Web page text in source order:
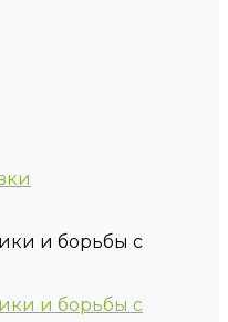
и борьбы с
и борьбы с